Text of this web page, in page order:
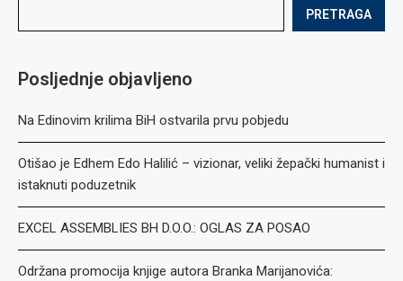
PRETRAGA
Posljednje objavljeno
Na Edinovim krilima BiH ostvarila prvu pobjedu
Otišao je Edhem Edo Halilić – vizionar, veliki žepački humanist i
istaknuti poduzetnik
EXCEL ASSEMBLIES BH D.O.O.: OGLAS ZA POSAO
Održana promocija knjige autora Branka Marijanovića: